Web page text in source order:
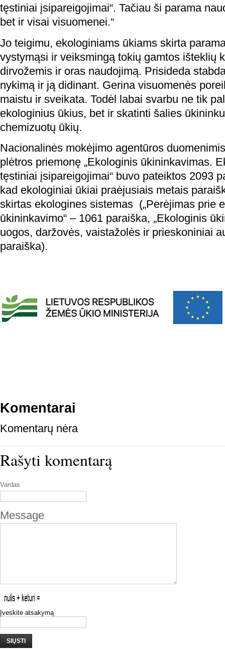
tęstiniai įsipareigojimai“. Tačiau ši parama
bet ir visai visuomenei.“
Jo teigimu, ekologiniams ūkiams skirta
vystymąsi ir veiksmingą tokių gamtos išteklių
dirvožemis ir oras naudojimą. Prisideda
nykimą ir ją didinant. Gerina visuomenės
maistu ir sveikata. Todėl labai svarbu ne tik
ekologinius ūkius, bet ir skatinti šalies
chemizuotų ūkių.
Nacionalinės mokėjimo agentūros
plėtros priemonę „Ekologinis ūkininkavimas.
tęstiniai įsipareigojimai“ buvo pateiktos 2093
kad ekologiniai ūkiai praėjusiais metais
skirtas ekologines sistemas („Perėjimas prie
ūkininkavimo“ – 1061 paraiška, „Ekologinis
uogos, daržovės, vaistažolės ir prieskoniniai
paraiška).
Komentarai
Komentarų nėra
Rašyti komentarą
Vardas
Message
Įveskite atsakymą
SIŲSTI